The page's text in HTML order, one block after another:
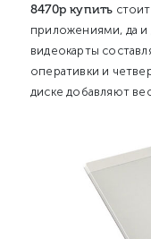
8470p купить
приложениями, да и
видеокарты
оперативки и
диске добавляют